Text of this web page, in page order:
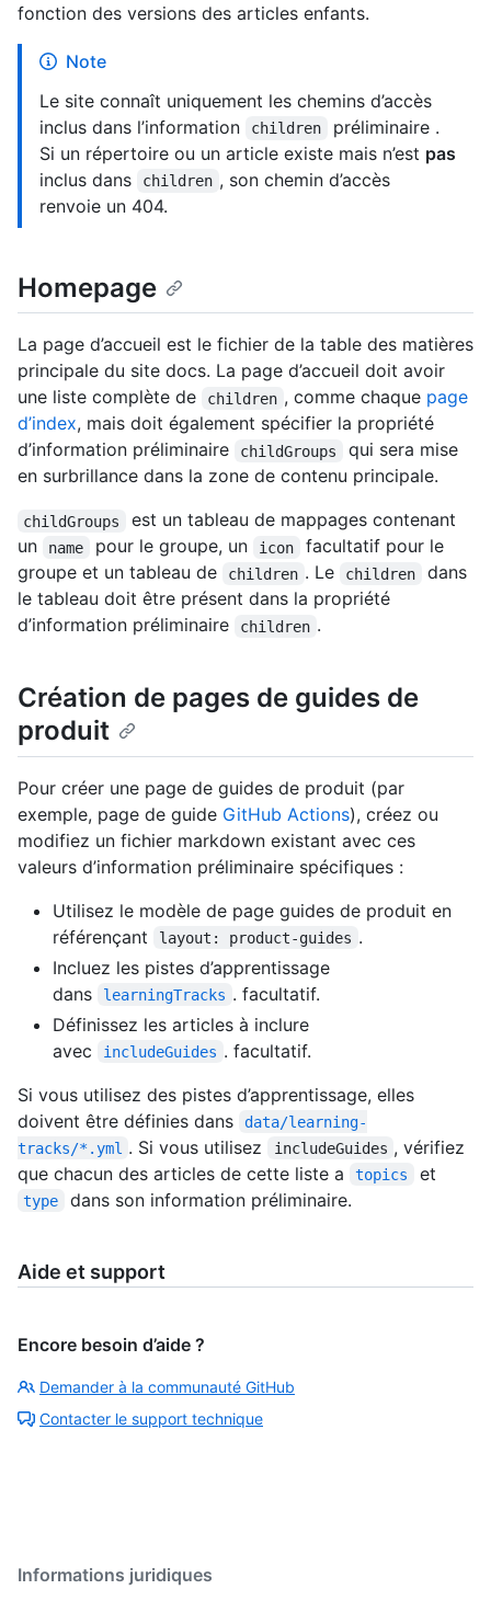
fonction des versions des articles enfants.
Note
Le site connaît uniquement les chemins d’accès
inclus dans l’information
children
préliminaire .
Si un répertoire ou un article existe mais n’est pas
inclus dans
children , son chemin d’accès
renvoie un 404.
Homepage
La page d’accueil est le fichier de la table des matières
principale du site docs. La page d’accueil doit avoir
une liste complète de
children , comme chaque page
d’index, mais doit également spécifier la propriété
d’information préliminaire
childGroups
qui sera mise
en surbrillance dans la zone de contenu principale.
childGroups
est un tableau de mappages contenant
un
name pour le groupe, un icon
facultatif pour le
groupe et un tableau de
children . Le children
dans
le tableau doit être présent dans la propriété
d’information préliminaire
children .
Création de pages de guides de
produit
Pour créer une page de guides de produit (par
exemple, page de guide GitHub Actions), créez ou
modifiez un fichier markdown existant avec ces
valeurs d’information préliminaire spécifiques :
Utilisez le modèle de page guides de produit en
référençant
layout: product-guides .
Incluez les pistes d’apprentissage
dans
learningTracks . facultatif.
Définissez les articles à inclure
avec
includeGuides . facultatif.
Si vous utilisez des pistes d’apprentissage, elles
doivent être définies dans
data/learning-
tracks/*.yml . Si vous utilisez includeGuides , vérifiez
que chacun des articles de cette liste a
topics et
type dans son information préliminaire.
Aide et support
Encore besoin d’aide ?
Demander à la communauté GitHub
Contacter le support technique
Informations juridiques